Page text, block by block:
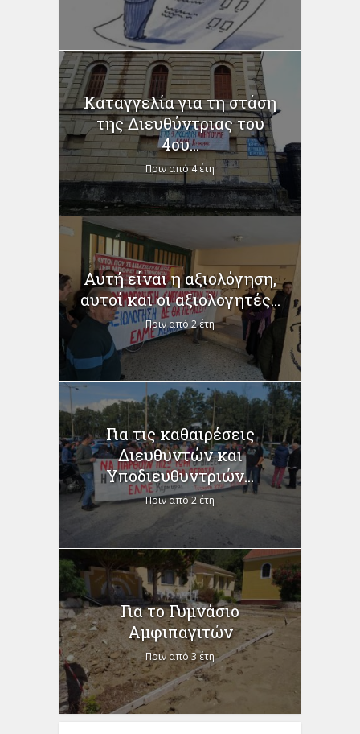
Καταγγελία για τη στάση
της Διευθύντριας του
4ου...
Πριν από 4 έτη
Αυτή είναι η αξιολόγηση,
αυτοί και οι αξιολογητές...
Πριν από 2 έτη
Για τις καθαιρέσεις
Διευθυντών και
Υποδιευθυντριών...
Πριν από 2 έτη
Για το Γυμνάσιο
Αμφιπαγιτών
Πριν από 3 έτη